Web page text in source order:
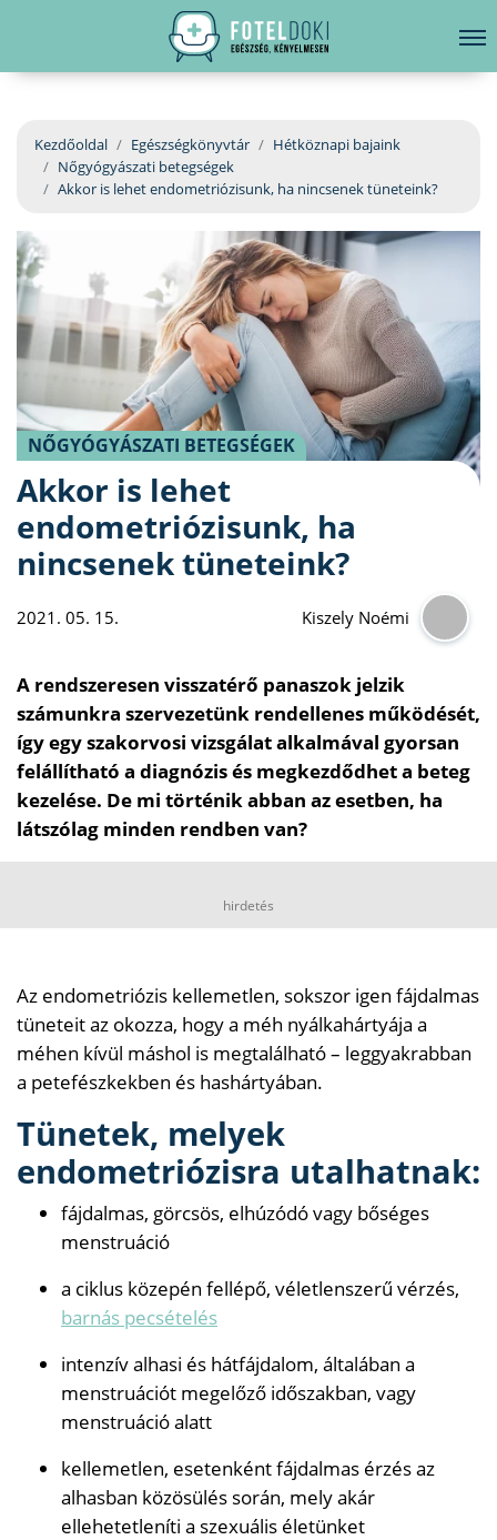
EGÉSZSÉGKÖNYVTÁR
BETEGSÉGKALAUZ
ÜGYELETKERESŐ
ORVOS VÁLASZOL
ORVOSKERESŐ
hirdetés
Kezdőoldal Egészségkönyvtár
Hétköznapi bajaink
Nőgyógyászati betegségek
Akkor is lehet endometriózisunk, ha nincsenek tüneteink?
NŐGYÓGYÁSZATI BETEGSÉGEK
Akkor is lehet
endometriózisunk, ha
nincsenek tüneteink?
2021. 05. 15. Kiszely Noémi
A rendszeresen visszatérő panaszok jelzik
számunkra szervezetünk rendellenes működését,
így egy szakorvosi vizsgálat alkalmával gyorsan
felállítható a diagnózis és megkezdődhet a beteg
kezelése. De mi történik abban az esetben, ha
látszólag minden rendben van?
hirdetés
Az endometriózis kellemetlen, sokszor igen fájdalmas
tüneteit az okozza, hogy a méh nyálkahártyája a
méhen kívül máshol is megtalálható – leggyakrabban
a petefészkekben és hashártyában.
Tünetek, melyek
endometriózisra utalhatnak:
fájdalmas, görcsös, elhúzódó vagy bőséges
menstruáció
a ciklus közepén fellépő, véletlenszerű vérzés,
barnás pecsételés
intenzív alhasi és hátfájdalom, általában a
menstruációt megelőző időszakban, vagy
menstruáció alatt
kellemetlen, esetenként fájdalmas érzés az
alhasban közösülés során, mely akár
ellehetetleníti a szexuális életünket